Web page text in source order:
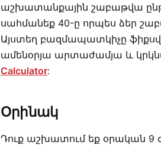
աշխատանքային շաբաթվա
սահմանեք 40-ը որպես ձեր
Այստեղ բազմապատկիչը
ամենօրյա արտաժամյա և
Calculator:
Օրինակ
Դուք աշխատում եք օրական 9